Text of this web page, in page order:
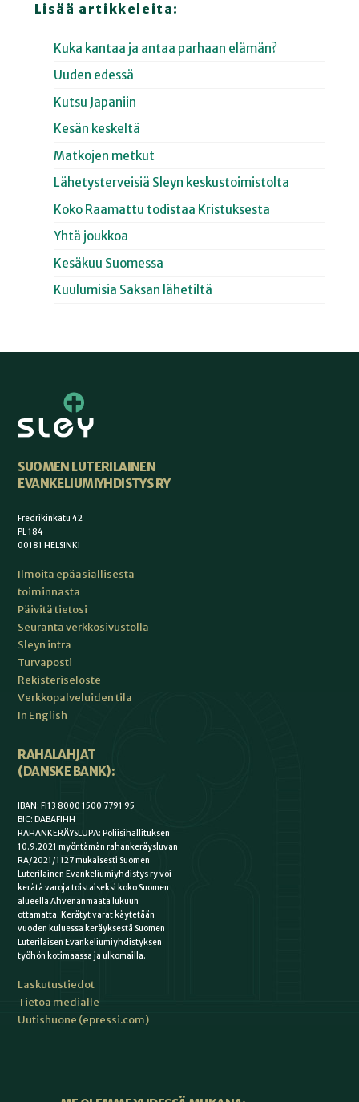
Lisää artikkeleita:
Kuka kantaa ja antaa parhaan elämän?
Uuden edessä
Kutsu Japaniin
Kesän keskeltä
Matkojen metkut
Lähetysterveisiä Sleyn keskustoimistolta
Koko Raamattu todistaa Kristuksesta
Yhtä joukkoa
Kesäkuu Suomessa
Kuulumisia Saksan lähetiltä
SUOMEN LUTERILAINEN
EVANKELIUMIYHDISTYS RY
Fredrikinkatu 42
PL 184
00181 HELSINKI
Ilmoita epäasiallisesta
toiminnasta
Päivitä tietosi
Seuranta verkkosivustolla
Sleyn intra
Turvaposti
Rekisteriseloste
Verkkopalveluiden tila
In English
RAHALAHJAT
(DANSKE BANK):
IBAN: FI13 8000 1500 7791 95
BIC: DABAFIHH
RAHANKERÄYSLUPA: Poliisihallituksen
10.9.2021 myöntämän rahankeräysluvan
RA/2021/1127 mukaisesti Suomen
Luterilainen Evankeliumiyhdistys ry voi
kerätä varoja toistaiseksi koko Suomen
alueella Ahvenanmaata lukuun
ottamatta. Kerätyt varat käytetään
vuoden kuluessa keräyksestä Suomen
Luterilaisen Evankeliumiyhdistyksen
työhön kotimaassa ja ulkomailla.
Laskutustiedot
Tietoa medialle
Uutishuone (epressi.com)